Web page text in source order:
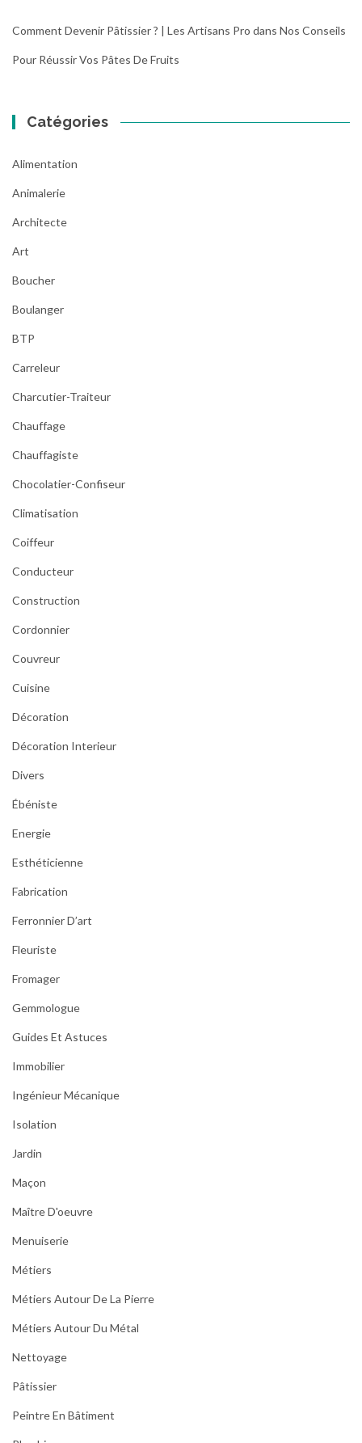
Comment Devenir Pâtissier ? | Les Artisans Pro dans Nos Conseils
Pour Réussir Vos Pâtes De Fruits
Catégories
Alimentation
Animalerie
Architecte
Art
Boucher
Boulanger
BTP
Carreleur
Charcutier-Traiteur
Chauffage
Chauffagiste
Chocolatier-Confiseur
Climatisation
Coiffeur
Conducteur
Construction
Cordonnier
Couvreur
Cuisine
Décoration
Décoration Interieur
Divers
Ébéniste
Energie
Esthéticienne
Fabrication
Ferronnier D’art
Fleuriste
Fromager
Gemmologue
Guides Et Astuces
Immobilier
Ingénieur Mécanique
Isolation
Jardin
Maçon
Maître D'oeuvre
Menuiserie
Métiers
Métiers Autour De La Pierre
Métiers Autour Du Métal
Nettoyage
Pâtissier
Peintre En Bâtiment